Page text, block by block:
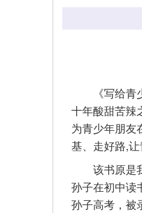
《写给青少
十年酸甜苦辣
为青少年朋友
基、走好路,让
该书原是我
孙子在初中读
孙子高考，被